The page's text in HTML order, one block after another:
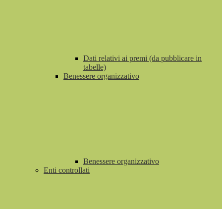
Dati relativi ai premi (da pubblicare in
tabelle)
Benessere organizzativo
Benessere organizzativo
Enti controllati